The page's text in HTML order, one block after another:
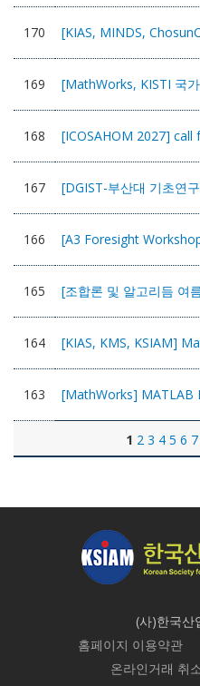
170
169
168
167
166
165
164
163 [MathWorks] MATLAB
1 2 3 4 5 6 7
(사)한국산
홈페이지 이용약관
온라인거래 취